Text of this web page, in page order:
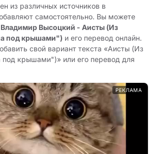
из различных источников в
самостоятельно. Вы можете
Владимир Высоцкий - Аисты (Из
под крышами") и его перевод онлайн.
свой вариант текста «Аисты (Из
крышами")» или его перевод для
РЕКЛАМА